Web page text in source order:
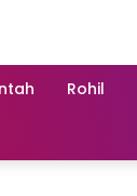
Rohil